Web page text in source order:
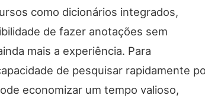
como dicionários integrados,
de fazer anotações sem
mais a experiência. Para
de pesquisar rapidamente
economizar um tempo valioso,